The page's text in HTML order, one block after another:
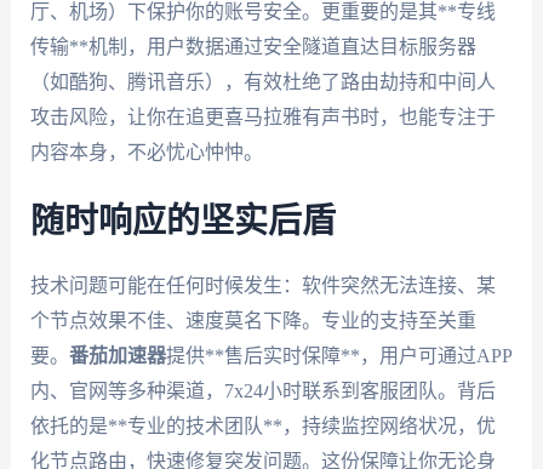
厅、机场）下保护你的账号安全。更重要的是其**专线
传输**机制，用户数据通过安全隧道直达目标服务器
（如酷狗、腾讯音乐），有效杜绝了路由劫持和中间人
攻击风险，让你在追更喜马拉雅有声书时，也能专注于
内容本身，不必忧心忡忡。
随时响应的坚实后盾
技术问题可能在任何时候发生：软件突然无法连接、某
个节点效果不佳、速度莫名下降。专业的支持至关重
要。 番茄加速器提供**售后实时保障**，用户可通过APP
内、官网等多种渠道，7x24小时联系到客服团队。背后
依托的是**专业的技术团队**，持续监控网络状况，优
化节点路由，快速修复突发问题。这份保障让你无论身